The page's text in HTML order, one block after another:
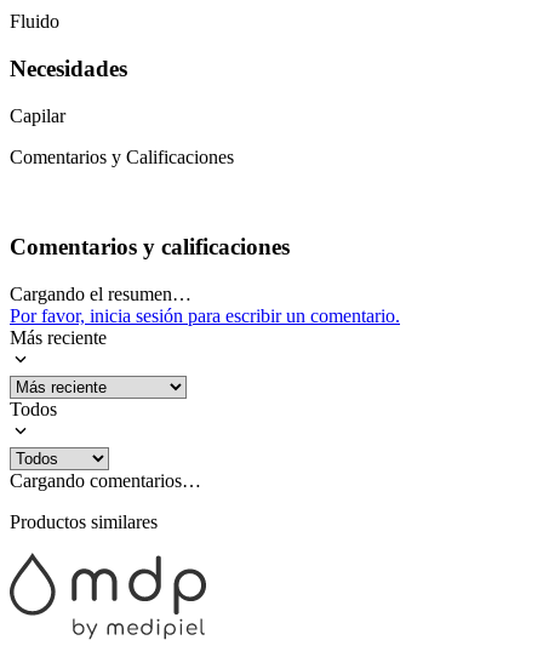
Fluido
Necesidades
Capilar
Comentarios y Calificaciones
Comentarios y calificaciones
Cargando el resumen…
Por favor, inicia sesión para escribir un comentario.
Más reciente
Todos
Cargando comentarios…
Productos similares